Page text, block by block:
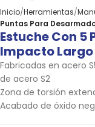
Inicio Herramientas
Puntas Para
Estuche Con 5
Impacto Largo
Fabricadas en acero
de acero S2
Zona de torsión
Acabado de óxido